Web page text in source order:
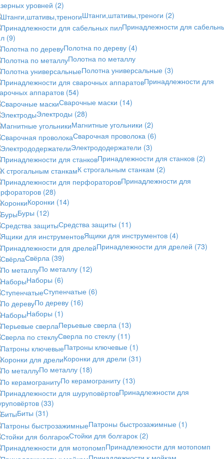
уровней (2)
Штанги,штативы,треноги (2)
Принадлежности для
(9)
Полотна по дереву (4)
Полотна по металлу
Полотна универсальные (3)
Принадлежности для
аппаратов (54)
Сварочные маски (14)
Электроды (28)
Магнитные угольники (2)
Сварочная проволока (6)
Электрододержатели (3)
Принадлежности для станков (2)
К строгальным станкам (2)
Принадлежности для
(28)
Коронки (14)
Буры (12)
Средства защиты (11)
Ящики для инструментов (4)
Принадлежности для дрелей (73)
Свёрла (39)
По металлу (12)
Наборы (6)
Ступенчатые (6)
По дереву (16)
Наборы (1)
Перьевые сверла (13)
Сверла по стеклу (11)
Патроны ключевые (1)
Коронки для дрели (31)
По металлу (18)
По керамограниту (13)
Принадлежности для
(33)
Биты (31)
Патроны быстрозажимные (1)
Стойки для болгарок (2)
Принадлежности для мотопомп